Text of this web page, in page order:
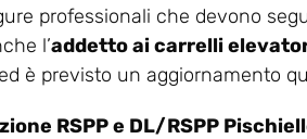
professionali che devono
l’addetto ai carrelli
è previsto un aggiornamento
RSPP e DL/RSPP